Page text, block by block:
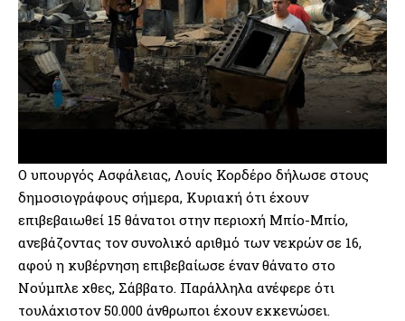
Ο υπουργός Ασφάλειας, Λουίς Κορδέρο δήλωσε στους
δημοσιογράφους σήμερα, Κυριακή ότι έχουν
επιβεβαιωθεί 15 θάνατοι στην περιοχή Μπίο-Μπίο,
ανεβάζοντας τον συνολικό αριθμό των νεκρών σε 16,
αφού η κυβέρνηση επιβεβαίωσε έναν θάνατο στο
Νούμπλε χθες, Σάββατο. Παράλληλα ανέφερε ότι
τουλάχιστον 50.000 άνθρωποι έχουν εκκενώσει.